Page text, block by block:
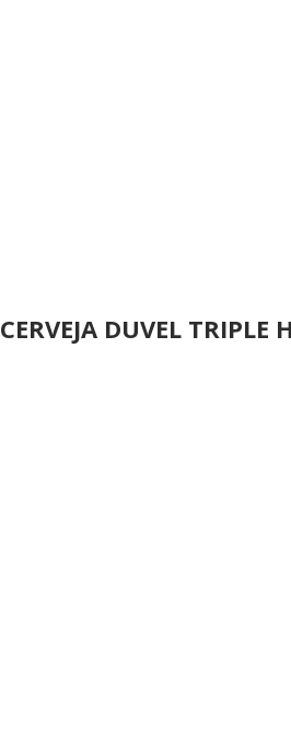
CERVEJA DUVEL TRIPLE